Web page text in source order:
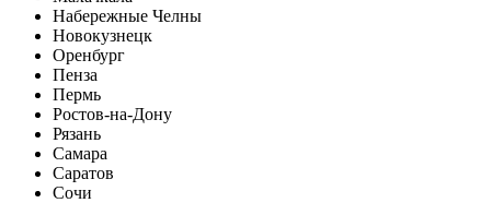
Набережные Челны
Новокузнецк
Оренбург
Пенза
Пермь
Ростов-на-Дону
Рязань
Самара
Саратов
Сочи